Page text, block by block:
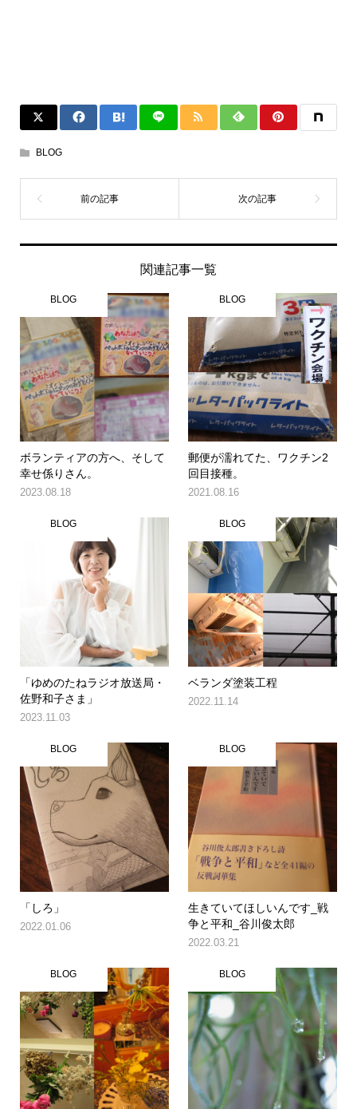
BLOG
関連記事一覧
BLOG
ボランティアの方へ、そして
幸せ係りさん。
2023.08.18
BLOG
郵便が濡れてた、ワクチン2
回目接種。
2021.08.16
BLOG
「ゆめのたねラジオ放送局・
佐野和子さま」
2023.11.03
BLOG
ベランダ塗装工程
2022.11.14
BLOG
「しろ」
2022.01.06
BLOG
生きていてほしいんです_戦
争と平和_谷川俊太郎
2022.03.21
BLOG BLOG